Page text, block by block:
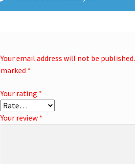
Your email address will not be published.
marked *
Your rating *
Your review *